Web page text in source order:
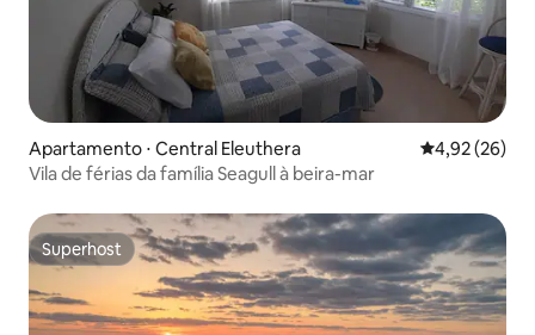
Apartamento ⋅ Central Eleuthera 4,92 de uma
4,92 (26)
Vila de férias da família Seagull à beira-mar
Superhost
Superhost